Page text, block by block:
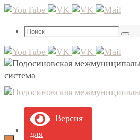
Перейти
содержимому
Что
Поиск
Версия
для